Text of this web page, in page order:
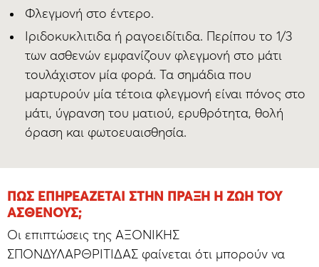
Φλεγμονή στο έντερο.
Ιριδοκυκλιτιδα ή ραγοειδίτιδα. Περίπου το 1/3
των ασθενών εμφανίζουν φλεγμονή στο μάτι
τουλάχιστον μία φορά. Τα σημάδια που
μαρτυρούν μία τέτοια φλεγμονή είναι πόνος στο
μάτι, ύγρανση του ματιού, ερυθρότητα, θολή
όραση και φωτοευαισθησία.
ΠΏΣ ΕΠΗΡΕΆΖΕΤΑΙ ΣΤΗΝ ΠΡΆΞΗ Η ΖΩΉ ΤΟΥ
ΑΣΘΕΝΟΎΣ;
Οι επιπτώσεις της ΑΞΟΝΙΚΗΣ
ΣΠΟΝΔΥΛΑΡΘΡΙΤΙΔΑΣ φαίνεται ότι μπορούν να